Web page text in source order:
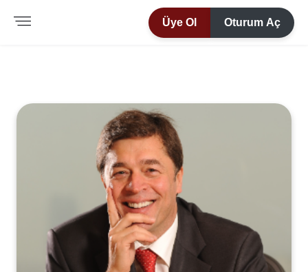
Üye Ol Oturum Aç